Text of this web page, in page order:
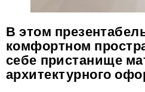
В этом
комфортном
себе пристанище
архитектурного